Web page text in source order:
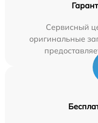
Сервисный
оригинальные